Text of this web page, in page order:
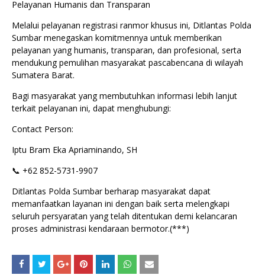
Pelayanan Humanis dan Transparan
Melalui pelayanan registrasi ranmor khusus ini, Ditlantas Polda
Sumbar menegaskan komitmennya untuk memberikan
pelayanan yang humanis, transparan, dan profesional, serta
mendukung pemulihan masyarakat pascabencana di wilayah
Sumatera Barat.
Bagi masyarakat yang membutuhkan informasi lebih lanjut
terkait pelayanan ini, dapat menghubungi:
Contact Person:
Iptu Bram Eka Apriaminando, SH
📞 +62 852-5731-9907
Ditlantas Polda Sumbar berharap masyarakat dapat
memanfaatkan layanan ini dengan baik serta melengkapi
seluruh persyaratan yang telah ditentukan demi kelancaran
proses administrasi kendaraan bermotor.(***)